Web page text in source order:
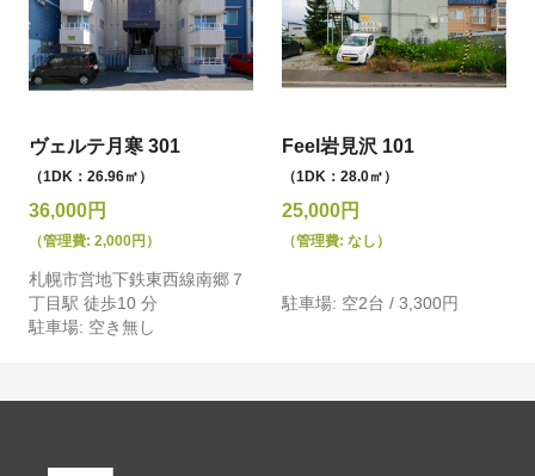
ヴェルテ月寒 301
（1DK：26.96㎡）
36,000円
（管理費: 2,000円）
札幌市営地下鉄東西線南郷７
丁目駅 徒歩10 分
駐車場: 空き無し
Feel岩見沢 101
（1DK：28.0㎡）
25,000円
（管理費: なし）
駐車場: 空2台 / 3,300円